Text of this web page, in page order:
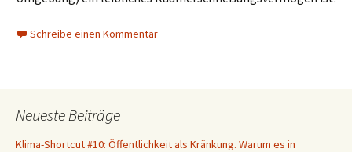
Schreibe einen Kommentar
Neueste Beiträge
Klima-Shortcut #10: Öffentlichkeit als Kränkung. Warum es in